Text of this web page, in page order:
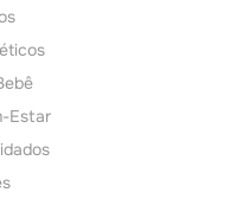
Estar